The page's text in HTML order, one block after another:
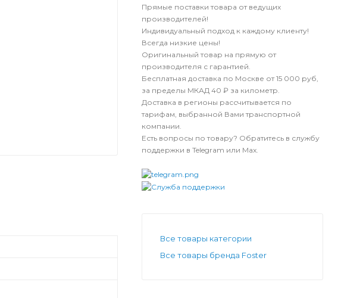
Прямые поставки товара от ведущих
производителей!
Индивидуальный подход к каждому клиенту!
Всегда низкие цены!
Оригинальный товар на прямую от
производителя с гарантией.
Бесплатная доставка по Москве от 15 000 руб,
за пределы МКАД 40 ₽ за километр.
Доставка в регионы рассчитывается по
тарифам, выбранной Вами транспортной
компании.
Есть вопросы по товару? Обратитесь в службу
поддержки в Telegram или Max.
Все товары категории
Все товары бренда Foster